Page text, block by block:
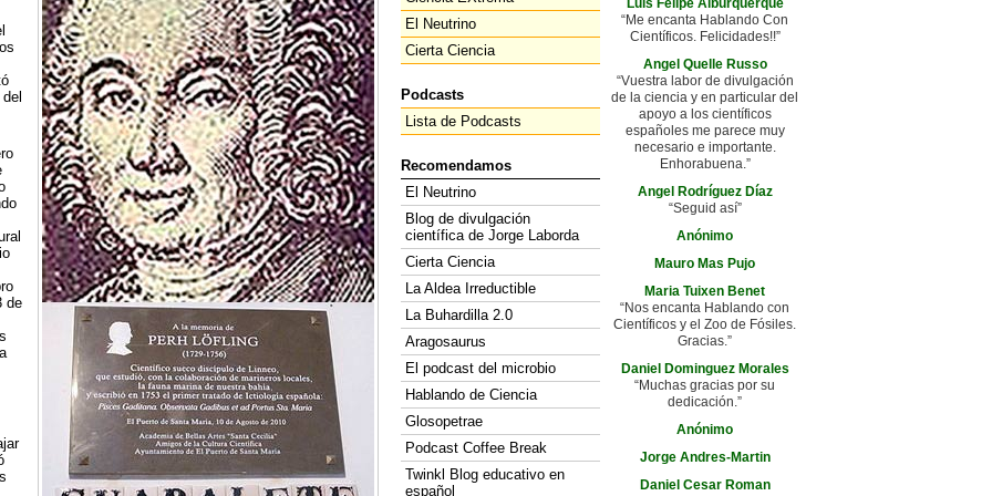
de
El Neutrino
Cierta Ciencia
Podcasts
Lista de Podcasts
Recomendamos
El Neutrino
Blog de divulgación
científica de Jorge Laborda
Cierta Ciencia
La Aldea Irreductible
La Buhardilla 2.0
Aragosaurus
El podcast del microbio
Hablando de Ciencia
Glosopetrae
Podcast Coffee Break
Twinkl Blog educativo en
español
Luis Felipe Alburquerque
“Me encanta Hablando Con
Científicos. Felicidades!!”
Angel Quelle Russo
“Vuestra labor de divulgación
de la ciencia y en particular del
apoyo a los científicos
españoles me parece muy
necesario e importante.
Enhorabuena.”
Angel Rodríguez Díaz
“Seguid así”
Anónimo
Mauro Mas Pujo
Maria Tuixen Benet
“Nos encanta Hablando con
Científicos y el Zoo de Fósiles.
Gracias.”
Daniel Dominguez Morales
“Muchas gracias por su
dedicación.”
Anónimo
Jorge Andres-Martin
Daniel Cesar Roman